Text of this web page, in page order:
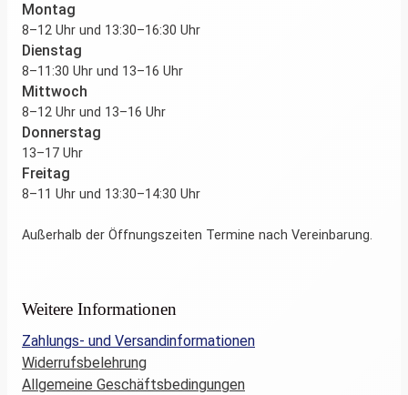
Montag
8–12 Uhr und 13:30–16:30 Uhr
Dienstag
8–11:30 Uhr und 13–16 Uhr
Mittwoch
8–12 Uhr und 13–16 Uhr
Donnerstag
13–17 Uhr
Freitag
8–11 Uhr und 13:30–14:30 Uhr
Außerhalb der Öffnungszeiten Termine nach Vereinbarung.
Weitere Informationen
Zahlungs- und Versandinformationen
Widerrufsbelehrung
Allgemeine Geschäftsbedingungen